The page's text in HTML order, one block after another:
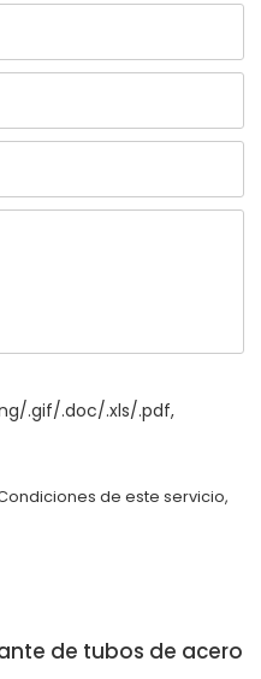
.gif/.doc/.xls/.pdf,
de este servicio,
de tubos de acero